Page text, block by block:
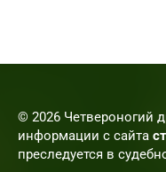
© 2026 Четвероногий
информации с сайта
преследуется в